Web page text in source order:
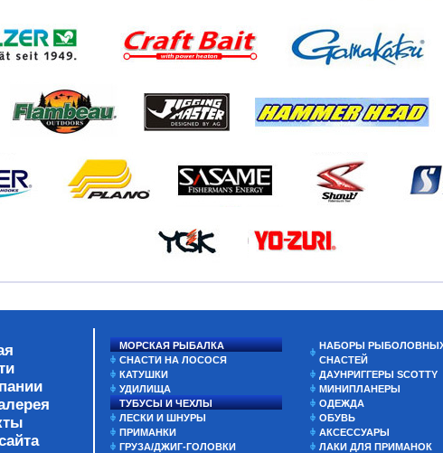
МОРСКАЯ РЫБАЛКА
СНАСТИ НА ЛОСОСЯ
КАТУШКИ
УДИЛИЩА
ТУБУСЫ И ЧЕХЛЫ
ЛЕСКИ И ШНУРЫ
ПРИМАНКИ
ГРУЗА/ДЖИГ-ГОЛОВКИ
НАБОРЫ
СНАСТЕЙ
ДАУНРИГГЕРЫ SCOTTY
МИНИПЛАНЕРЫ
ОДЕЖДА
ОБУВЬ
АКСЕССУАРЫ
ЛАКИ ДЛЯ ПРИМАНОК